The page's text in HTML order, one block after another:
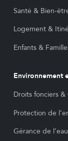
Santé & Bien-
Logement &
Enfants &
Environnement
Droits fonciers
Protection de
Gérance de l’eau